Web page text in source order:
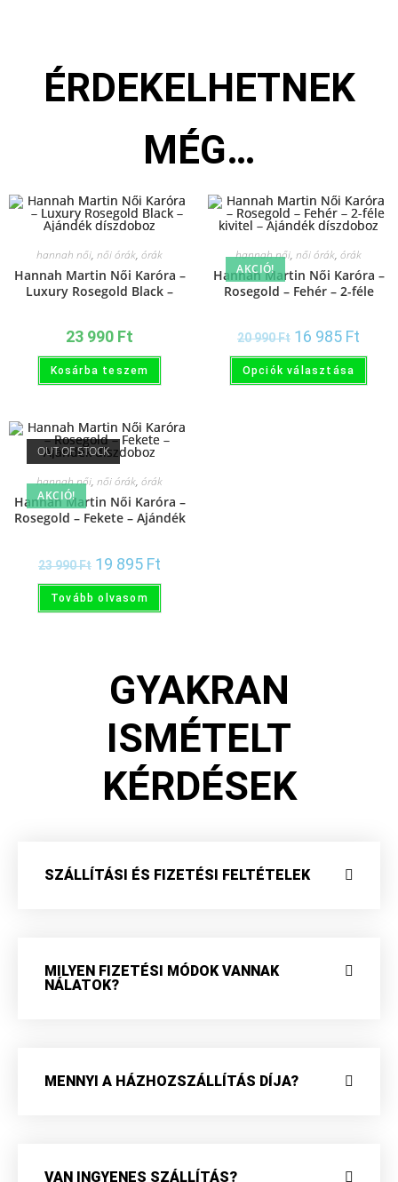
ÉRDEKELHETNEK
MÉG…
hannah női, női órák, órák
Hannah Martin Női Karóra –
Luxury Rosegold Black –
23 990 Ft
Kosárba teszem
AKCIÓ!
hannah női, női órák, órák
Hannah Martin Női Karóra –
Rosegold – Fehér – 2-féle
20 990Ft 16 985 Ft
Opciók választása
OUT OF STOCK
AKCIÓ!
hannah női, női órák, órák
Hannah Martin Női Karóra –
Rosegold – Fekete – Ajándék
23 990Ft 19 895 Ft
Tovább olvasom
GYAKRAN
ISMÉTELT
KÉRDÉSEK
SZÁLLÍTÁSI ÉS FIZETÉSI FELTÉTELEK
MILYEN FIZETÉSI MÓDOK VANNAK
NÁLATOK?
MENNYI A HÁZHOZSZÁLLÍTÁS DÍJA?
VAN INGYENES SZÁLLÍTÁS?